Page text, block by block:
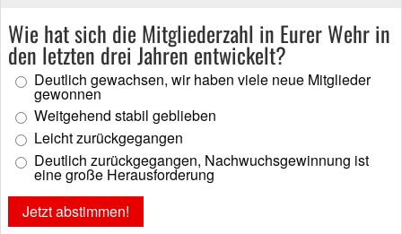
Wie hat sich die Mitgliederzahl in Eurer Wehr in
den letzten drei Jahren entwickelt?
Deutlich gewachsen, wir haben viele neue Mitglieder
gewonnen
Weitgehend stabil geblieben
Leicht zurückgegangen
Deutlich zurückgegangen, Nachwuchsgewinnung ist
eine große Herausforderung